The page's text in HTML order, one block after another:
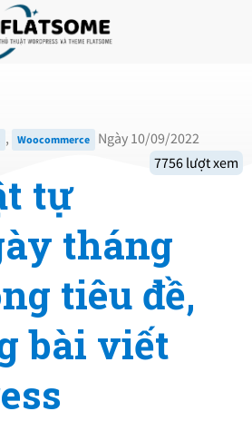
, Woocommerce
Ngày 10/09/2022
7756 lượt xem
tự
tháng
tiêu đề,
bài viết